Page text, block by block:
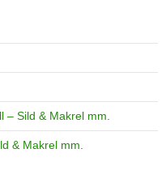
– Sild & Makrel mm.
& Makrel mm.